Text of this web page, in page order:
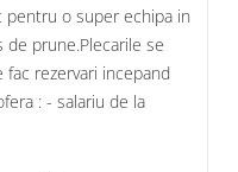
pentru o super echipa in
prune.Plecarile se
rezervari incepand
: - salariu de la